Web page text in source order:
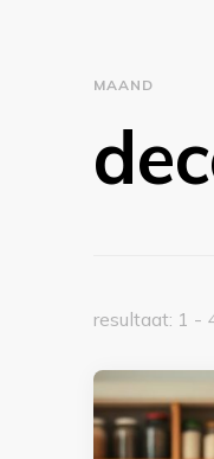
MAAND
resultaat: 1 -